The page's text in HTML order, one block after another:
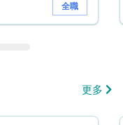
全職
更多